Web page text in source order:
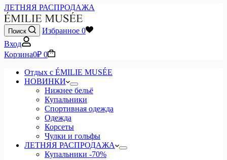
ЛЕТНЯЯ РАСПРОДАЖА
Поиск Избранное 0
Вход
Корзина0₽ 0
Отдых с ÉMILIE MUSÉE
НОВИНКИ
Нижнее бельё
Купальники
Спортивная одежда
Одежда
Корсеты
Чулки и гольфы
ЛЕТНЯЯ РАСПРОДАЖА
Купальники -70%